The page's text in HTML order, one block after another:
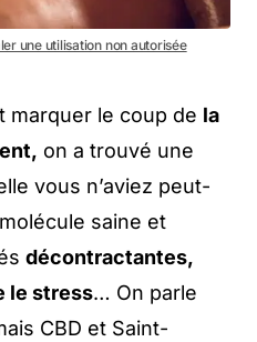
une utilisation non autorisée
marquer le coup de la
on a trouvé une
vous n’aviez peut-
saine et
décontractantes,
le stress… On parle
CBD et Saint-